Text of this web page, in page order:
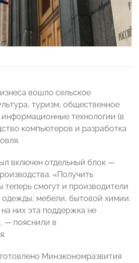
вошло сельское
туризм, общественное
технологии (в
компьютеров и разработка
включен отдельный блок —
«Получить
теперь смогут и производители
одежды, мебели, бытовой химии.
них эта поддержка не
— пояснили в
Минэкономразвития